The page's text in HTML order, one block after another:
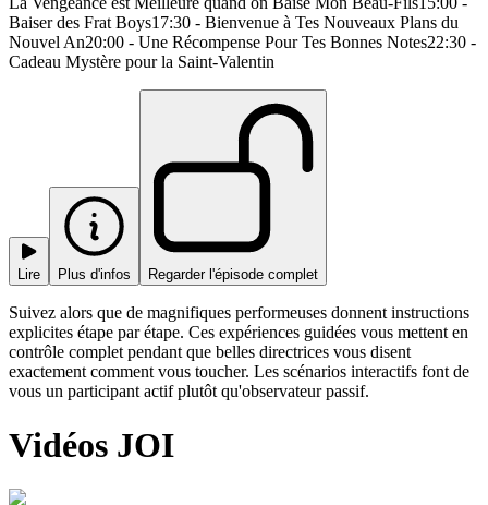
Baiser des Frat Boys17:30 - Bienvenue à Tes Nouveaux Plans du
Nouvel An20:00 - Une Récompense Pour Tes Bonnes Notes22:30 -
Cadeau Mystère pour la Saint-Valentin
Lire Plus d'infos Regarder l'épisode complet
Suivez alors que de magnifiques performeuses donnent instructions
explicites étape par étape. Ces expériences guidées vous mettent en
contrôle complet pendant que belles directrices vous disent
exactement comment vous toucher. Les scénarios interactifs font de
vous un participant actif plutôt qu'observateur passif.
Vidéos JOI